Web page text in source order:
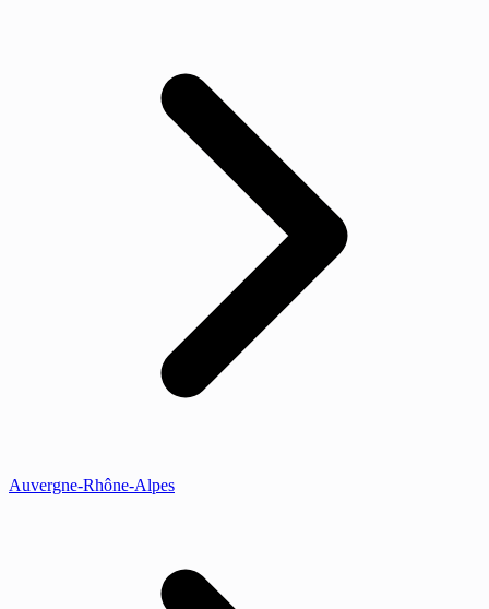
Auvergne-Rhône-Alpes